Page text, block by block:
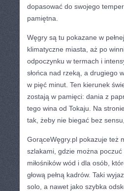
dopasować do swojego
pamiętna.
Węgry są tu pokazane w
klimatyczne miasta, aż po
odpoczynku w termach i
słońca nad rzeką, a drugiego
w pięć minut. Ten kierunek
zostają w pamięci: dania z
tego wina od Tokaju. Na
tak, żeby nie biegać bez
GorąceWęgry.pl pokazuje też
szlakami, gdzie można
miłośników wód i dla osób,
głową pełną kadrów. Taki
solo, a nawet jako szybka